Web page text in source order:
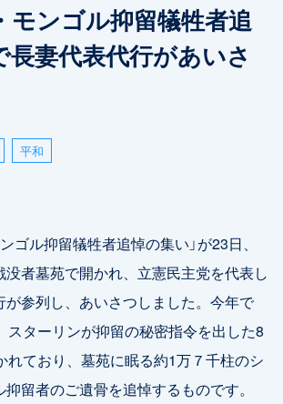
モンゴル抑留犠牲者追
妻代表代行があいさ
平和
ゴル抑留犠牲者追悼の集い」が23日、
者墓苑で開かれ、立憲民主党を代表し
が参列し、あいさつしました。今年で
スターリンが抑留の秘密指令を出した8
れており、墓苑に眠る約1万７千柱のシ
留者のご遺骨を追悼するものです。